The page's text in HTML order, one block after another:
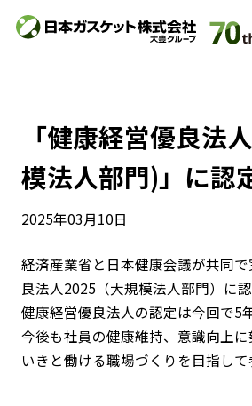
「健康経営優良法
模法人部門)」に認
2025年03月10日
経済産業省と日本健康会議が共同
良法人2025（大規模法人部門）に認
健康経営優良法人の認定は今回で5
今後も社員の健康維持、意識向上
いきと働ける職場づくりを目指して